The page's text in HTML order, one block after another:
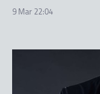
9 Mar 22:04